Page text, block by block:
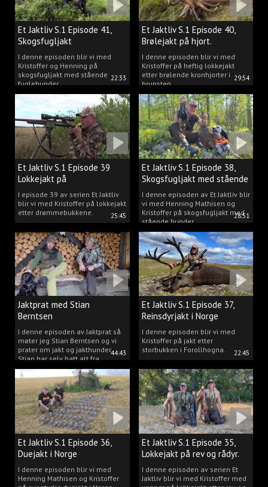
22:33
Et Jaktliv S.1 Episode 41,
Skogsfugljakt
I denne episoden blir vi med
Kristoffer og Henning på
skogsfugljakt med stående
fuglehunder.
29:54
Et Jaktliv S.1 Episode 40,
Brølejakt på hjort.
I denne episoden blir vi med
Kristoffer på heftig lokkejakt
etter brølende kronhjorter i
brunsten.
25:45
Et Jaktliv S.1 Episode 39
Lokkejakt på
drømmebukkene
I episode 39 av serien Et Jaktliv
blir vi med Kristoffer på lokkejakt
etter drømmebukkene.
28:51
Et Jaktliv S.1 Episode 38,
Skogsfugljakt med stående
hunder.
I denne episoden av Et Jaktliv blir
vi med Henning Mathisen og
Kristoffer på skogsfugljakt med
stående hunder.
44:43
Jaktprat med Stian
Berntsen
I denne episoden av Jaktprat så
møter jeg Stian Berntsen og vi
prater om jakt og jakthunder.
Stian har selv hatt alt fra
støvere, til elghunder,
rådyrhunder, spetser, apportører
og stående fuglehunder.
22:45
Et Jaktliv S.1 Episode 37,
Reinsdyrjakt i Norge
I denne episoden blir vi med
Kristoffer på jakt etter
storbukken i Forollhogna.
Et Jaktliv S.1 Episode 36,
Duejakt i Norge
I denne episoden blir vi med
Henning Mathisen og Kristoffer
Et Jaktliv S.1 Episode 35,
Lokkejakt på rev og rådyr.
I denne episoden av serien Et
Jaktliv blir vi med Kristoffer med